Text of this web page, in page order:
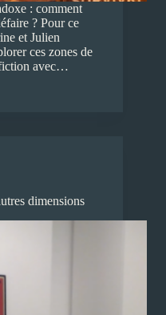
: comment
? Pour ce
et Julien
ces zones de
avec…
dimensions